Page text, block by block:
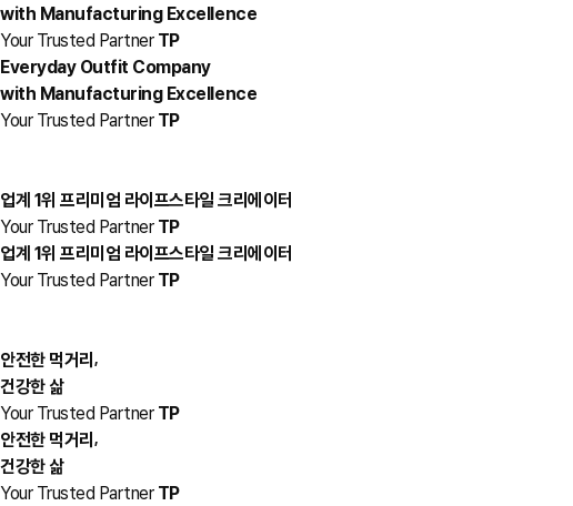
with Manufacturing Excellence
Your Trusted Partner TP
Everyday Outfit Company
with Manufacturing Excellence
Your Trusted Partner TP
업계 1위 프리미엄 라이프스타일 크리에이터
Your Trusted Partner TP
업계 1위 프리미엄 라이프스타일 크리에이터
Your Trusted Partner TP
안전한 먹거리 ,
건강한 삶
Your Trusted Partner TP
안전한 먹거리 ,
건강한 삶
Your Trusted Partner TP